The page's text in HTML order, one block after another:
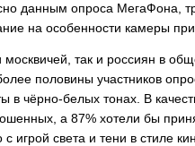
данным опроса МегаФона,
на особенности камеры
москвичей, так и россиян в
половины участников
в чёрно-белых тонах. В
а 87% хотели бы
игрой света и тени в стиле